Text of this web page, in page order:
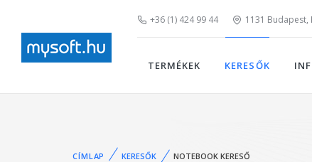
+36 (1) 424 99 44 1131 Budapest,
TERMÉKEK KERESŐK
CÍMLAP KERESŐK NOTEBOOK KERESŐ